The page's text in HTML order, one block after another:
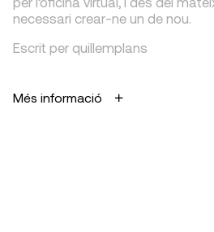
necessari crear-ne un de nou.
Escrit per quillemplans
Més informació